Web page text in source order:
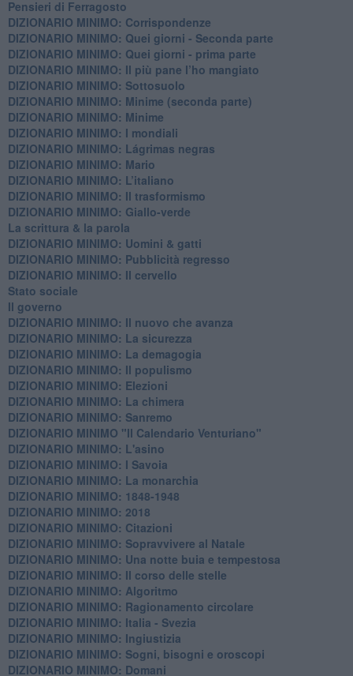
Pensieri di Ferragosto
DIZIONARIO MINIMO: Corrispondenze
DIZIONARIO MINIMO: Quei giorni - Seconda parte
DIZIONARIO MINIMO: Quei giorni - prima parte
DIZIONARIO MINIMO: Il più pane l’ho mangiato
DIZIONARIO MINIMO: Sottosuolo
DIZIONARIO MINIMO: Minime (seconda parte)
DIZIONARIO MINIMO: Minime
DIZIONARIO MINIMO: ​I mondiali
DIZIONARIO MINIMO: ​Lágrimas negras
DIZIONARIO MINIMO: Mario
DIZIONARIO MINIMO: L’italiano
DIZIONARIO MINIMO: Il trasformismo
DIZIONARIO MINIMO: Giallo-verde
La scrittura & la parola
​DIZIONARIO MINIMO: Uomini & gatti
DIZIONARIO MINIMO: ​Pubblicità regresso
DIZIONARIO MINIMO: Il cervello
Stato sociale
Il governo
DIZIONARIO MINIMO: Il nuovo che avanza
DIZIONARIO MINIMO: La sicurezza
DIZIONARIO MINIMO: La demagogia
DIZIONARIO MINIMO: Il populismo
DIZIONARIO MINIMO: Elezioni
DIZIONARIO MINIMO: La chimera
DIZIONARIO MINIMO: Sanremo
DIZIONARIO MINIMO "Il Calendario Venturiano"
DIZIONARIO MINIMO: L'asino
DIZIONARIO MINIMO: I Savoia
DIZIONARIO MINIMO: La monarchia
DIZIONARIO MINIMO: 1848-1948
DIZIONARIO MINIMO: 2018
DIZIONARIO MINIMO: Citazioni
DIZIONARIO MINIMO: ​Sopravvivere al Natale
DIZIONARIO MINIMO: ​Una notte buia e tempestosa
DIZIONARIO MINIMO: Il corso delle stelle
DIZIONARIO MINIMO: Algoritmo
DIZIONARIO MINIMO: Ragionamento circolare
DIZIONARIO MINIMO: Italia - Svezia
DIZIONARIO MINIMO: ​Ingiustizia
DIZIONARIO MINIMO: ​Sogni, bisogni e oroscopi
DIZIONARIO MINIMO: Domani